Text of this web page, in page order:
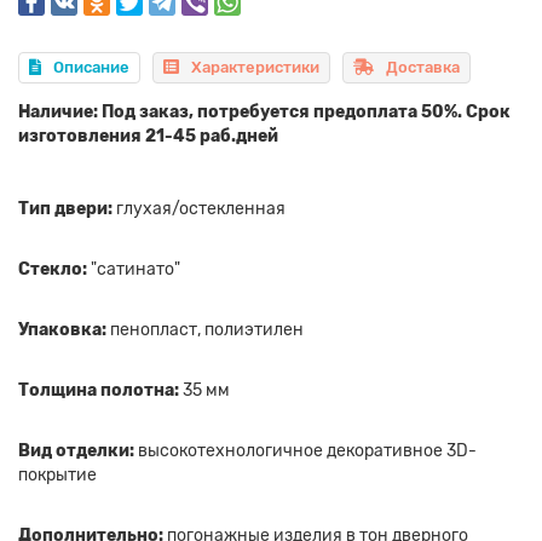
Описание Характеристики Доставка
Наличие: Под заказ, потребуется предоплата 50%. Срок
изготовления 21-45 раб.дней
Тип двери: глухая/остекленная
Стекло:"сатинато"
Упаковка: пенопласт, полиэтилен
Толщина полотна:35 мм
Вид отделки: высокотехнологичное декоративное 3D-
покрытие
Дополнительно: погонажные изделия в тон дверного